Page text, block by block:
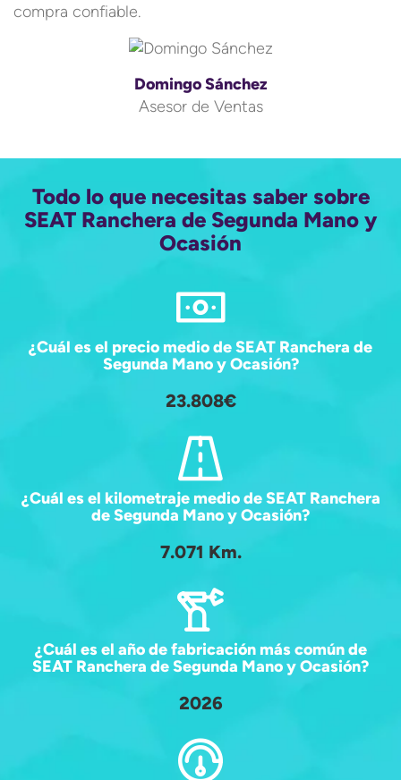
compra confiable.
Domingo Sánchez
Asesor de Ventas
Todo lo que necesitas saber sobre
SEAT Ranchera de Segunda Mano y
Ocasión
¿Cuál es el precio medio de SEAT Ranchera de
Segunda Mano y Ocasión?
23.808€
¿Cuál es el kilometraje medio de SEAT Ranchera
de Segunda Mano y Ocasión?
7.071 Km.
¿Cuál es el año de fabricación más común de
SEAT Ranchera de Segunda Mano y Ocasión?
2026